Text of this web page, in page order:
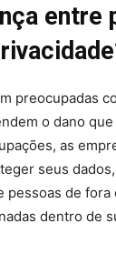
entre
preocupadas
o dano
as
seus
pessoas de fora
dentro de